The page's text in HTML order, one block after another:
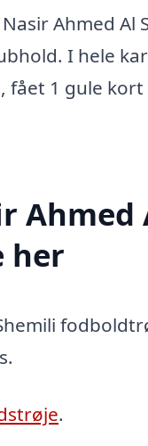
Ahmed Al
I hele
fået 1 gule kort
Ahmed
her
.